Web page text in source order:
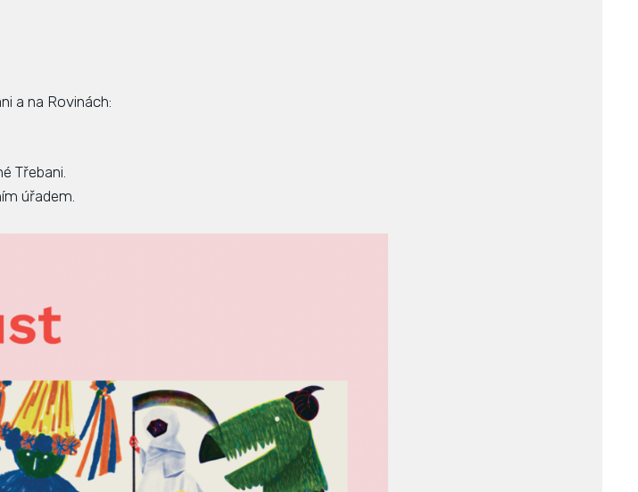
a na Rovinách:
Třebani.
úřadem.